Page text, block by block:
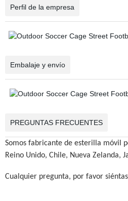
Perfil de la empresa
Embalaje y envío
PREGUNTAS FRECUENTES
Somos fabricante de esterilla móvil
Reino Unido, Chile, Nueva Zelanda,
Cualquier pregunta, por favor